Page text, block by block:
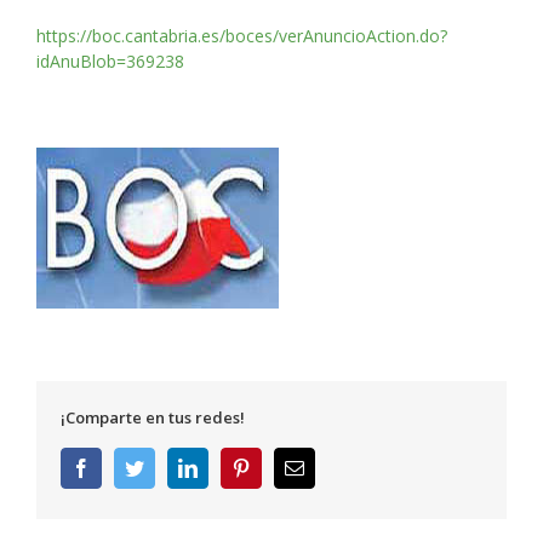
https://boc.cantabria.es/boces/verAnuncioAction.do?
idAnuBlob=369238
¡Comparte en tus redes!
FacebookTwitterLinkedInPinterestCorreo
electrónico